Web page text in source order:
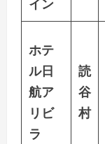
イン
ホテ
ル日
航ア
リビ
ラ
読
谷
村